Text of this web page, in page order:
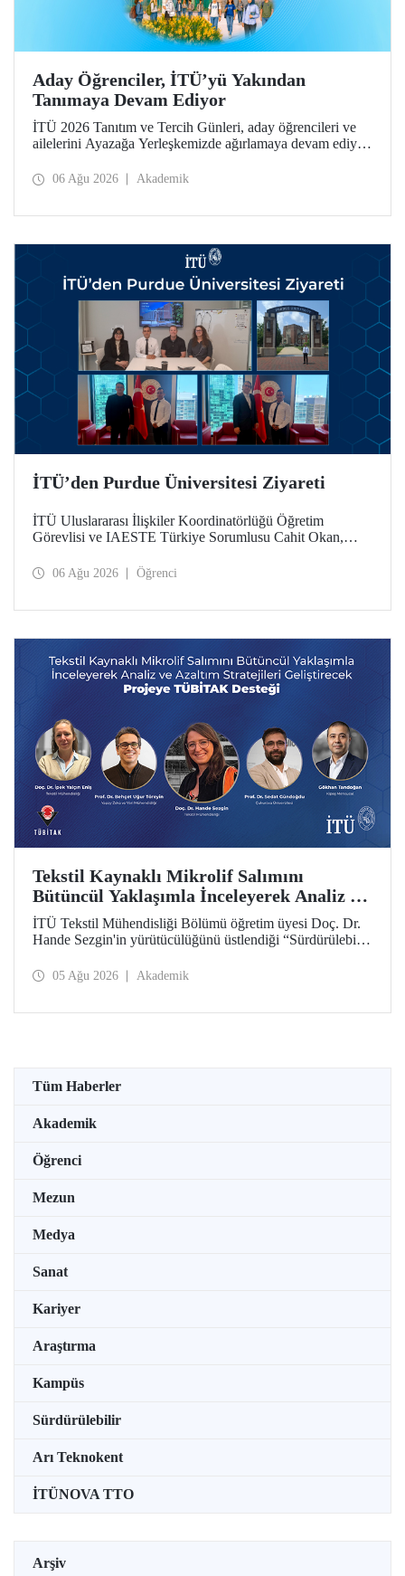
Aday Öğrenciler, İTÜ’yü Yakından
Tanımaya Devam Ediyor
İTÜ 2026 Tanıtım ve Tercih Günleri, aday öğrencileri ve
ailelerini Ayazağa Yerleşkemizde ağırlamaya devam ediyor.
ilgili fakülte ve birimler adaylara bilgi vermeye devam
06 Ağu 2026 Akademik
İTÜ’den Purdue Üniversitesi Ziyareti
İTÜ Uluslararası İlişkiler Koordinatörlüğü Öğretim
Görevlisi ve IAESTE Türkiye Sorumlusu Cahit Okan,
Temmuz tarihlerinde ABD’de dünyanın önde gelen
06 Ağu 2026 Öğrenci
Tekstil Kaynaklı Mikrolif Salımını
Bütüncül Yaklaşımla İnceleyerek Analiz ve
Azaltım Stratejileri Geliştirecek Projeye
TÜBİTAK Desteği
İTÜ Tekstil Mühendisliği Bölümü öğretim üyesi Doç. Dr.
Hande Sezgin'in yürütücülüğünü üstlendiği “Sürdürülebilir
Koşullarına Bağlı Mikrolif Salımı: Aşınma, UV Maruziyeti
05 Ağu 2026 Akademik
Tüm Haberler
Akademik
Öğrenci
Mezun
Medya
Sanat
Kariyer
Araştırma
Kampüs
Sürdürülebilir
Arı Teknokent
İTÜNOVA TTO
Arşiv